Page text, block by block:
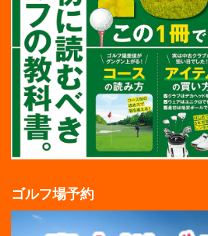
ゴルフ場予約